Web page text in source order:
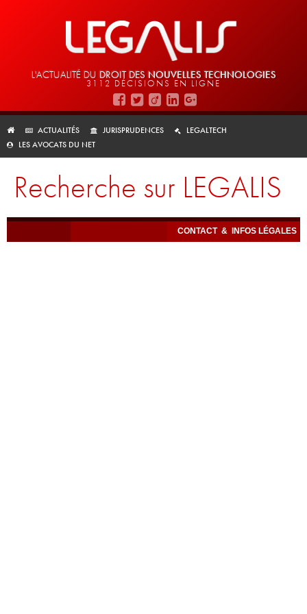
L'ACTUALITÉ DU DROIT DES NOUVELLES TECHNOLOGIES
3112 DÉCISIONS EN LIGNE
ACTUALITÉS JURISPRUDENCES
LEGALTECH
LES AVOCATS DU NET
Recherche sur LEGALIS
CONTACT & INFOS LÉGALES